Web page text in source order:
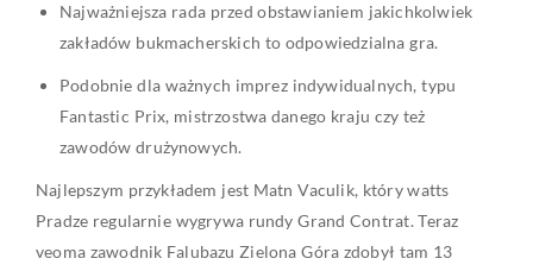
Najważniejsza rada przed obstawianiem jakichkolwiek
zakładów bukmacherskich to odpowiedzialna gra.
Podobnie dla ważnych imprez indywidualnych, typu
Fantastic Prix, mistrzostwa danego kraju czy też
zawodów drużynowych.
Najlepszym przykładem jest Matn Vaculik, który watts
Pradze regularnie wygrywa rundy Grand Contrat. Teraz
veoma zawodnik Falubazu Zielona Góra zdobył tam 13